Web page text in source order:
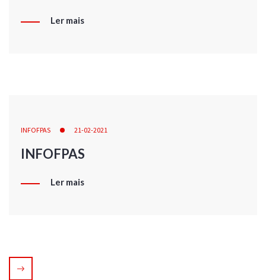
Ler mais
INFOFPAS 21-02-2021
INFOFPAS
Ler mais